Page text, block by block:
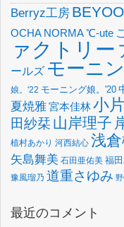
Berryz工房
OCHA NORMA℃-ute
ァクトリー
ールズ モーニン
娘。'22 モーニング娘。'20
夏焼雅宮本佳林小
田紗栞 山岸理子
植村あかり 河西結心 浅
矢島舞美 石田亜佑美 福
豫風瑠乃 道重さゆみ
最近のコメント